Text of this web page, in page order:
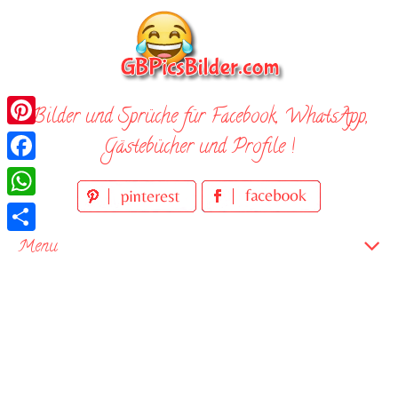
Bilder und Sprüche für Facebook, WhatsApp,
Gästebücher und Profile !
Menu
Pinterest
Facebook
WhatsApp
Teilen